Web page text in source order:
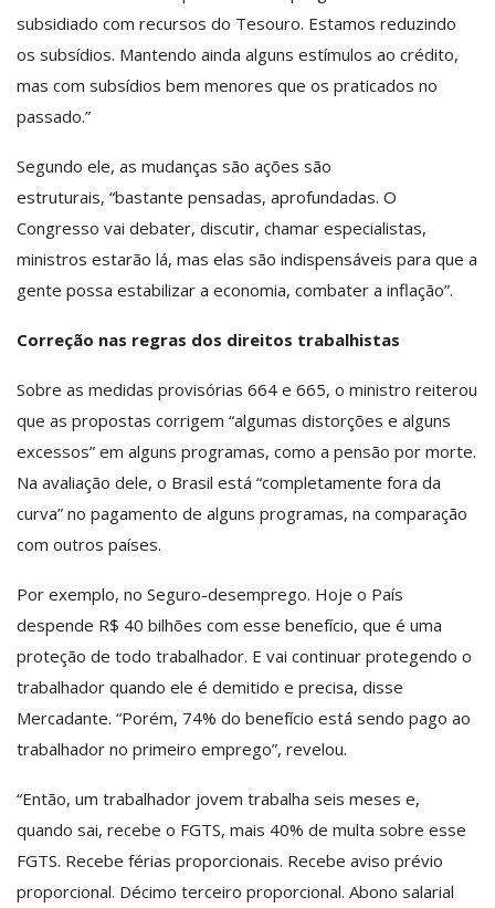
subsidiado com recursos do Tesouro. Estamos reduzindo
os subsídios. Mantendo ainda alguns estímulos ao crédito,
mas com subsídios bem menores que os praticados no
passado.”
Segundo ele, as mudanças são ações são
estruturais, “bastante pensadas, aprofundadas. O
Congresso vai debater, discutir, chamar especialistas,
ministros estarão lá, mas elas são indispensáveis para que a
gente possa estabilizar a economia, combater a inflação”.
Correção nas regras dos direitos trabalhistas
Sobre as medidas provisórias 664 e 665, o ministro reiterou
que as propostas corrigem “algumas distorções e alguns
excessos” em alguns programas, como a pensão por morte.
Na avaliação dele, o Brasil está “completamente fora da
curva” no pagamento de alguns programas, na comparação
com outros países.
Por exemplo, no Seguro-desemprego. Hoje o País
despende R$ 40 bilhões com esse benefício, que é uma
proteção de todo trabalhador. E vai continuar protegendo o
trabalhador quando ele é demitido e precisa, disse
Mercadante. “Porém, 74% do benefício está sendo pago ao
trabalhador no primeiro emprego”, revelou.
“Então, um trabalhador jovem trabalha seis meses e,
quando sai, recebe o FGTS, mais 40% de multa sobre esse
FGTS. Recebe férias proporcionais. Recebe aviso prévio
proporcional. Décimo terceiro proporcional. Abono salarial